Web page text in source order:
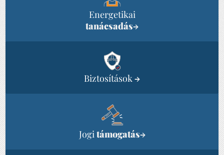
Energetikai
tanácsadás→
Biztosítások→
Jogi támogatás→